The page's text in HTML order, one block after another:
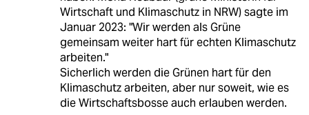
Wirtschaft und Klimaschutz in NRW) sagte im
Januar 2023: "Wir werden als Grüne
gemeinsam weiter hart für echten Klimaschutz
arbeiten."
Sicherlich werden die Grünen hart für den
Klimaschutz arbeiten, aber nur soweit, wie es
die Wirtschaftsbosse auch erlauben werden.